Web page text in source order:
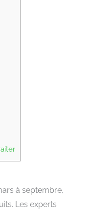
à septembre,
Les experts